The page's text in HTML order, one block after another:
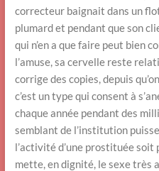
correcteur baignait dans un
plumard et pendant que son
qui n’en a que faire peut bien
l’amuse, sa cervelle reste
corrige des copies, depuis
c’est un type qui consent à
chaque année pendant des
semblant de l’institution
l’activité d’une prostituée soit
mette, en dignité, le sexe très